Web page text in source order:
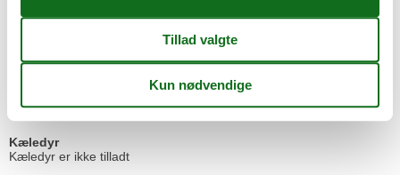
Elevator
Grundlæggende
Kæledyr
Kæledyr er ikke tilladt